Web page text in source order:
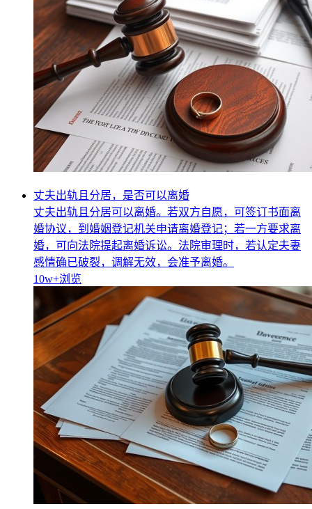
丈夫出轨且分居，是否可以离婚
丈夫出轨且分居可以离婚。若双方自愿，可签订书面离
婚协议，到婚姻登记机关申请离婚登记；若一方要求离
婚，可向法院提起离婚诉讼。法院审理时，若认定夫妻
感情确已破裂，调解无效，会准予离婚。
10w+浏览